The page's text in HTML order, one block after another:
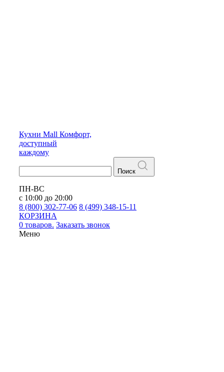
Кухни Mall Комфорт,
доступный
каждому
Поиск
ПН-ВС
с 10:00 до 20:00
8 (800) 302-77-06 8 (499) 348-15-11
КОРЗИНА
0 товаров. Заказать звонок
Меню